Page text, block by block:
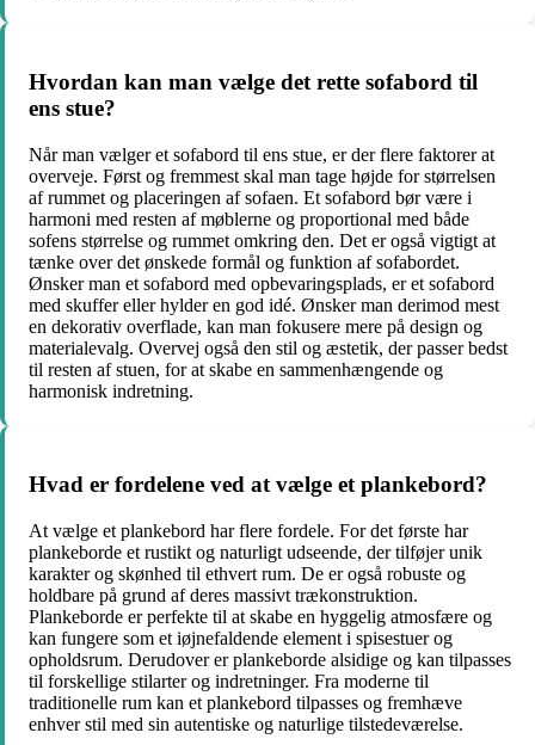
Hvordan kan man vælge det rette sofabord til
ens stue?
Når man vælger et sofabord til ens stue, er der flere faktorer at
overveje. Først og fremmest skal man tage højde for størrelsen
af ​​rummet og placeringen af ​​sofaen. Et sofabord bør være i
harmoni med resten af ​​møblerne og proportional med både
sofens størrelse og rummet omkring den. Det er også vigtigt at
tænke over det ønskede formål og funktion af sofabordet.
Ønsker man et sofabord med opbevaringsplads, er et sofabord
med skuffer eller hylder en god idé. Ønsker man derimod mest
en dekorativ overflade, kan man fokusere mere på design og
materialevalg. Overvej også den stil og æstetik, der passer bedst
til resten af ​​stuen, for at skabe en sammenhængende og
harmonisk indretning.
Hvad er fordelene ved at vælge et plankebord?
At vælge et plankebord har flere fordele. For det første har
plankeborde et rustikt og naturligt udseende, der tilføjer unik
karakter og skønhed til ethvert rum. De er også robuste og
holdbare på grund af deres massivt trækonstruktion.
Plankeborde er perfekte til at skabe en hyggelig atmosfære og
kan fungere som et iøjnefaldende element i spisestuer og
opholdsrum. Derudover er plankeborde alsidige og kan tilpasses
til forskellige stilarter og indretninger. Fra moderne til
traditionelle rum kan et plankebord tilpasses og fremhæve
enhver stil med sin autentiske og naturlige tilstedeværelse.